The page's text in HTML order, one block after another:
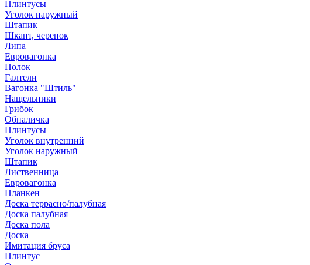
Плинтусы
Уголок наружный
Штапик
Шкант, черенок
Липа
Евровагонка
Полок
Галтели
Вагонка "Штиль"
Нащельники
Грибок
Обналичка
Плинтусы
Уголок внутренний
Уголок наружный
Штапик
Лиственница
Евровагонка
Планкен
Доска террасно/палубная
Доска палубная
Доска пола
Доска
Имитация бруса
Плинтус